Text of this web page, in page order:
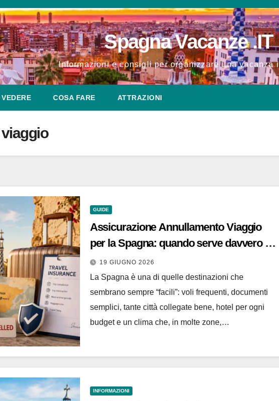
Spagna Vacanze .IT
Informazioni e consigli per organizzare una vacanza
COSA FARE ATTRAZIONI
GUIDE
Assicurazione Annullamento Viaggio
per la Spagna: quando serve davvero e
come evitare brutte sorprese
19 GIUGNO 2026
La Spagna è una di quelle destinazioni che
sembrano sempre “facili”: voli frequenti, documenti
semplici, tante città collegate bene, hotel per ogni
budget e un clima che, in molte zone,…
INFORMAZIONI